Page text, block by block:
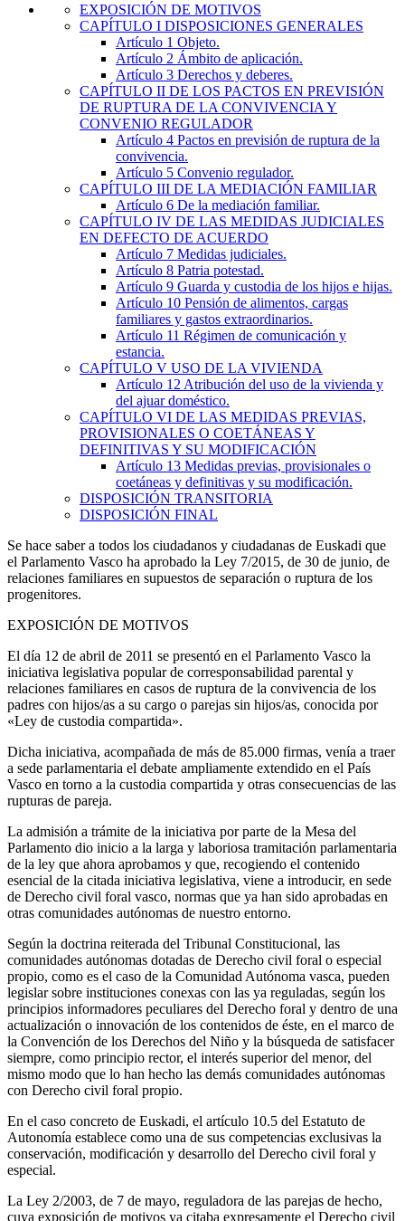
EXPOSICIÓN DE MOTIVOS
CAPÍTULO I DISPOSICIONES GENERALES
Artículo 1 Objeto.
Artículo 2 Ámbito de aplicación.
Artículo 3 Derechos y deberes.
CAPÍTULO II DE LOS PACTOS EN PREVISIÓN
DE RUPTURA DE LA CONVIVENCIA Y
CONVENIO REGULADOR
Artículo 4 Pactos en previsión de ruptura de la
convivencia.
Artículo 5 Convenio regulador.
CAPÍTULO III DE LA MEDIACIÓN FAMILIAR
Artículo 6 De la mediación familiar.
CAPÍTULO IV DE LAS MEDIDAS JUDICIALES
EN DEFECTO DE ACUERDO
Artículo 7 Medidas judiciales.
Artículo 8 Patria potestad.
Artículo 9 Guarda y custodia de los hijos e hijas.
Artículo 10 Pensión de alimentos, cargas
familiares y gastos extraordinarios.
Artículo 11 Régimen de comunicación y
estancia.
CAPÍTULO V USO DE LA VIVIENDA
Artículo 12 Atribución del uso de la vivienda y
del ajuar doméstico.
CAPÍTULO VI DE LAS MEDIDAS PREVIAS,
PROVISIONALES O COETÁNEAS Y
DEFINITIVAS Y SU MODIFICACIÓN
Artículo 13 Medidas previas, provisionales o
coetáneas y definitivas y su modificación.
DISPOSICIÓN TRANSITORIA
DISPOSICIÓN FINAL
Se hace saber a todos los ciudadanos y ciudadanas de Euskadi que
el Parlamento Vasco ha aprobado la Ley 7/2015, de 30 de junio, de
relaciones familiares en supuestos de separación o ruptura de los
progenitores.
EXPOSICIÓN DE MOTIVOS
El día 12 de abril de 2011 se presentó en el Parlamento Vasco la
iniciativa legislativa popular de corresponsabilidad parental y
relaciones familiares en casos de ruptura de la convivencia de los
padres con hijos/as a su cargo o parejas sin hijos/as, conocida por
«Ley de custodia compartida».
Dicha iniciativa, acompañada de más de 85.000 firmas, venía a traer
a sede parlamentaria el debate ampliamente extendido en el País
Vasco en torno a la custodia compartida y otras consecuencias de las
rupturas de pareja.
La admisión a trámite de la iniciativa por parte de la Mesa del
Parlamento dio inicio a la larga y laboriosa tramitación parlamentaria
de la ley que ahora aprobamos y que, recogiendo el contenido
esencial de la citada iniciativa legislativa, viene a introducir, en sede
de Derecho civil foral vasco, normas que ya han sido aprobadas en
otras comunidades autónomas de nuestro entorno.
Según la doctrina reiterada del Tribunal Constitucional, las
comunidades autónomas dotadas de Derecho civil foral o especial
propio, como es el caso de la Comunidad Autónoma vasca, pueden
legislar sobre instituciones conexas con las ya reguladas, según los
principios informadores peculiares del Derecho foral y dentro de una
actualización o innovación de los contenidos de éste, en el marco de
la Convención de los Derechos del Niño y la búsqueda de satisfacer
siempre, como principio rector, el interés superior del menor, del
mismo modo que lo han hecho las demás comunidades autónomas
con Derecho civil foral propio.
En el caso concreto de Euskadi, el artículo 10.5 del Estatuto de
Autonomía establece como una de sus competencias exclusivas la
conservación, modificación y desarrollo del Derecho civil foral y
especial.
La Ley 2/2003, de 7 de mayo, reguladora de las parejas de hecho,
cuya exposición de motivos ya citaba expresamente el Derecho civil